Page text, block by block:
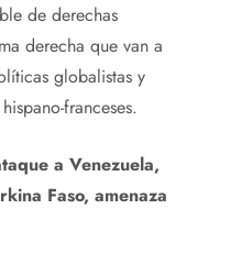
de derechas
derecha que van a
globalistas y
franceses.
a Venezuela,
Faso, amenaza